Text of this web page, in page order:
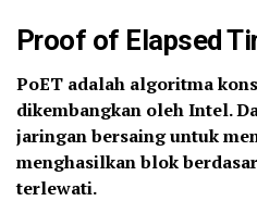
Proof of Elapsed
PoET adalah algoritma
dikembangkan oleh Intel.
jaringan bersaing untuk
menghasilkan blok
terlewati.